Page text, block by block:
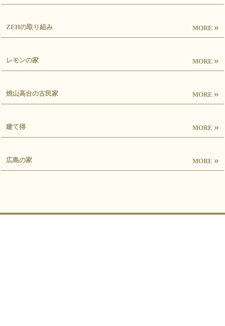
ZEHの取り組み MORE »
レモンの家 MORE »
焼山高台の古民家 MORE »
建て得 MORE »
広島の家 MORE »